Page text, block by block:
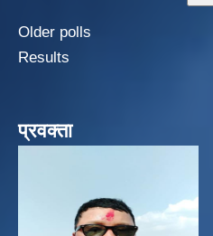
Older polls
Results
प्रवक्ता